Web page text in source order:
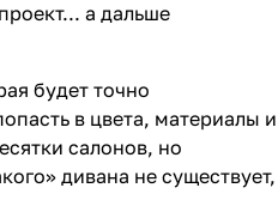
а дальше
будет точно
в цвета, материалы и
салонов, но
дивана не существует,